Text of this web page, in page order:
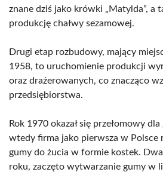
znane dziś jako krówki „Matylda”, a
produkcję chałwy sezamowej.
Drugi etap rozbudowy, mający
1958, to uruchomienie produkcji
oraz drażerowanych, co znacząco
przedsiębiorstwa.
Rok 1970 okazał się przełomowy dla
wtedy firma jako pierwsza w Polsce
gumy do żucia w formie kostek.
roku, zaczęto wytwarzanie gumy w